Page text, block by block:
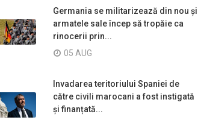
Germania se militarizează din nou și
armatele sale încep să tropăie ca
rinocerii prin...
05 AUG
Invadarea teritoriului Spaniei de
către civili marocani a fost instigată
și finanțată...